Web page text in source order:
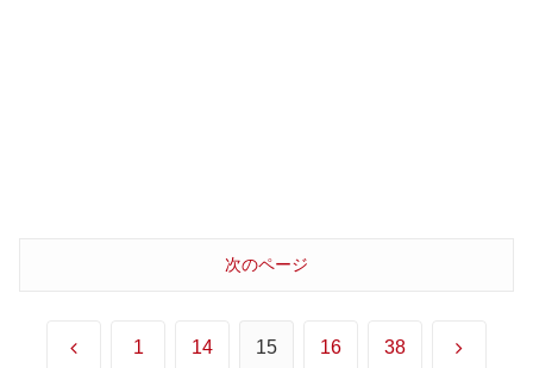
次のページ
前 1 14 15 16 38 次